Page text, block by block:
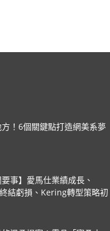
！6個關鍵點打造網美系夢
要事】愛馬仕業績成長、
結虧損、Kering轉型策略初
團財報亮眼